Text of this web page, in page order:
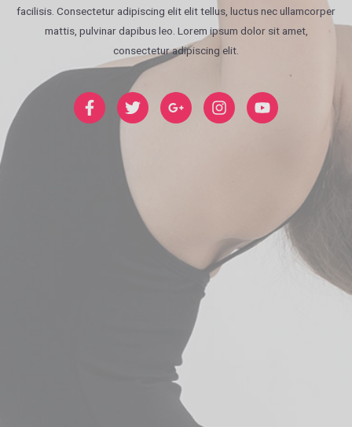
facilisis. Consectetur adipiscing elit elit tellus, luctus nec ullamcorper
mattis, pulvinar dapibus leo.​ Lorem ipsum dolor sit amet,
consectetur adipiscing elit.